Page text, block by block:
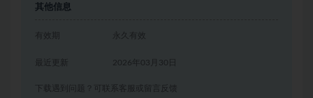
其他信息
有效期 永久有效
2026年03月30日
下载遇到问题？可联系客服或留言反馈